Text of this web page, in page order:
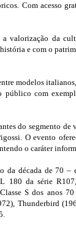
Com acesso
valorização da
e com o
modelos
com
do segmento
O evento
o caráter
da década de 70
da série
S dos anos
Thunderbird